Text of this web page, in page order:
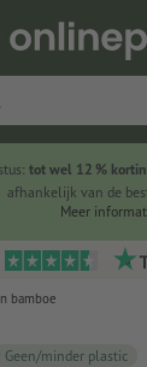
tot wel 12 %
afhankelijk van de
Meer
bamboe
Geen/minder plastic